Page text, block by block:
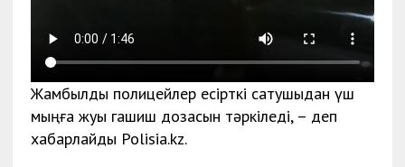
Жамбылдық полицейлер есірткі сатушыдан үш
мыңға жуық гашиш дозасын тәркіледі, – деп
хабарлайды Polisia.kz.